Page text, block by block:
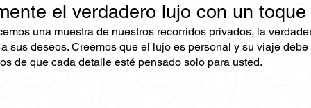
el verdadero lujo con un
una muestra de nuestros recorridos privados, la
sus deseos. Creemos que el lujo es personal y su viaje
de que cada detalle esté pensado solo para usted.